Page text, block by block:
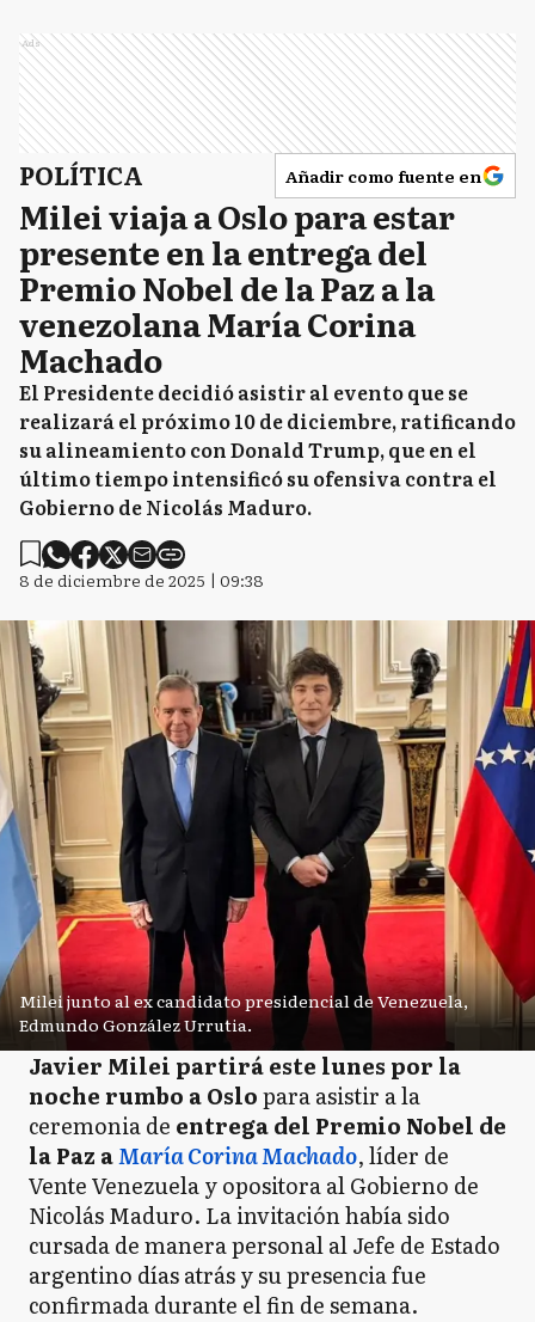
Ads
POLÍTICA Añadir como fuente en
Milei viaja a Oslo para estar
presente en la entrega del
Premio Nobel de la Paz a la
venezolana María Corina
Machado
El Presidente decidió asistir al evento que se
realizará el próximo 10 de diciembre, ratificando
su alineamiento con Donald Trump, que en el
último tiempo intensificó su ofensiva contra el
Gobierno de Nicolás Maduro.
8 de diciembre de 2025 | 09:38
Milei junto al ex candidato presidencial de Venezuela,
Edmundo González Urrutia.
Javier Milei partirá este lunes por la
noche rumbo a Oslopara asistir a la
ceremonia de entrega del Premio Nobel de
la Paz aMaría Corina Machado, líder de
Vente Venezuela y opositora al Gobierno de
Nicolás Maduro. La invitación había sido
cursada de manera personal al Jefe de Estado
argentino días atrás y su presencia fue
confirmada durante el fin de semana.